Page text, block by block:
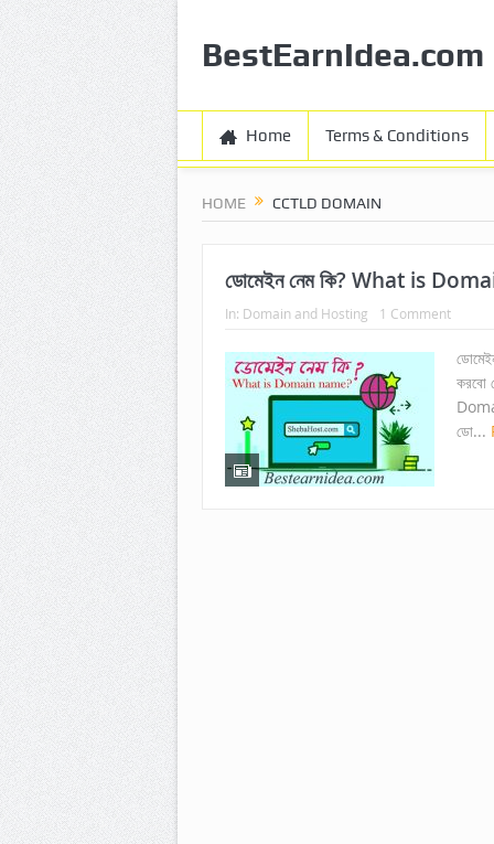
BestEarnIdea.com
Home Terms & Conditions
HOME CCTLD DOMAIN
ডোমেইন নেম কি? What is
In: Domain and Hosting 1 Comment
করবো
ডো...